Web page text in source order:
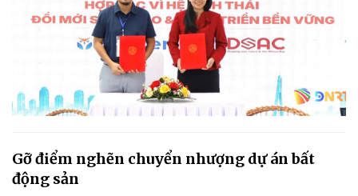
Gỡ điểm nghẽn chuyển nhượng dự án bất
động sản